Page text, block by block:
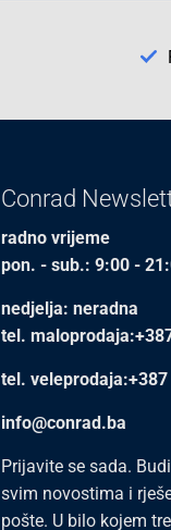
Conrad
radno vrijeme
pon. - sub.: 9:00 -
nedjelja: neradna
tel.
tel. veleprodaja:+387
info@conrad.ba
Prijavite se sada.
svim novostima i
pošte. U bilo kojem